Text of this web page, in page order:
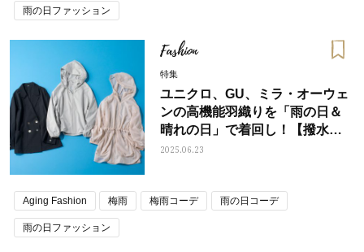
雨の日ファッション
Fashion
特集
ユニクロ、GU、ミラ・オーウェ
ンの高機能羽織りを「雨の日＆
晴れの日」で着回し！【撥水・
UV・マシンウォッシャブルetc】
2025.06.23
Aging Fashion 梅雨 梅雨コーデ 雨の日コーデ
雨の日ファッション